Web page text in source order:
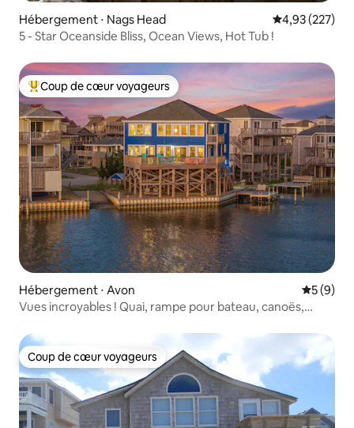
Hébergement ⋅ Nags Head Évaluation
4,93 (227)
5 - Star Oceanside Bliss, Ocean Views, Hot Tub !
Coups de cœur voyageurs les plus appréciés
Coup de cœur voyageurs
Hébergement ⋅ Avon
5 (9)
Vues incroyables ! Quai, rampe pour bateau, canoës,
Coup de cœur voyageurs
Coup de cœur voyageurs